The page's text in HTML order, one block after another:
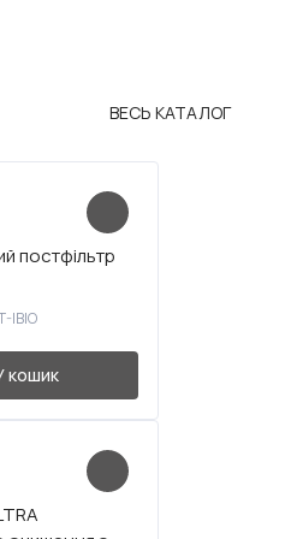
ВЕСЬ КАТАЛОГ
постфільтр
IBIO
кошик